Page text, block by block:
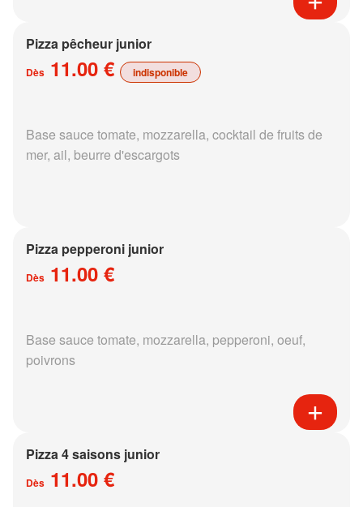
Pizza pêcheur junior
Dès 11.00 € indisponible
Base sauce tomate, mozzarella, cocktail de fruits de
mer, ail, beurre d'escargots
Pizza pepperoni junior
Dès 11.00 €
Base sauce tomate, mozzarella, pepperoni, oeuf,
poivrons
Pizza 4 saisons junior
Dès 11.00 €